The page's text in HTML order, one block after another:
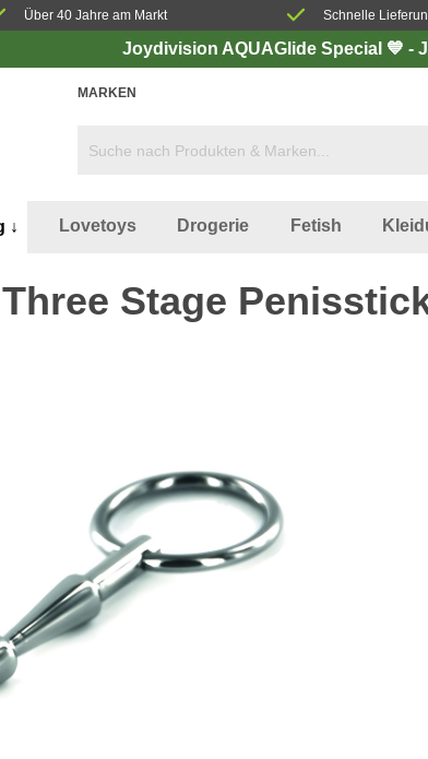
Über 40 Jahre am Markt Schnelle
Joydivision AQUAGlide Special 💙 -
MARKEN
↓ Lovetoys Drogerie Fetish
Stage